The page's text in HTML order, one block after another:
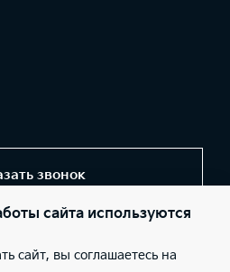
звонок
обл., Всеволожский
сайта используются
сайт, вы соглашаетесь на